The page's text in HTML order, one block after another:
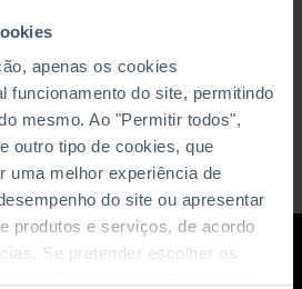
apenas os cookies
funcionamento do site, permitindo
mesmo. Ao "Permitir todos",
outro tipo de cookies, que
uma melhor experiência de
do site ou apresentar
produtos e serviços, de acordo
Se pretender escolher os